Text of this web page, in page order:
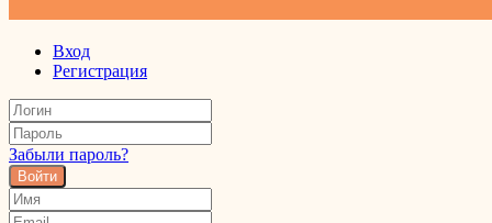
Вход
Регистрация
Забыли пароль?
Войти